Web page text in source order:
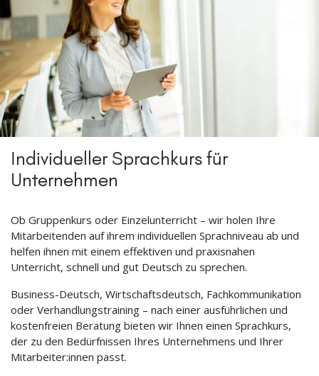
Individueller Sprachkurs für
Unternehmen
Ob Gruppenkurs oder Einzelunterricht – wir holen Ihre
Mitarbeitenden auf ihrem individuellen Sprachniveau ab und
helfen ihnen mit einem effektiven und praxisnahen
Unterricht, schnell und gut Deutsch zu sprechen.
Business-Deutsch, Wirtschaftsdeutsch, Fachkommunikation
oder Verhandlungstraining – nach einer ausführlichen und
kostenfreien Beratung bieten wir Ihnen einen Sprachkurs,
der zu den Bedürfnissen Ihres Unternehmens und Ihrer
Mitarbeiter:innen passt.